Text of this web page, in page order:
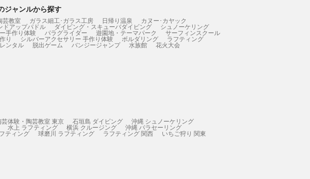
ジャンルから探す
芸教室 ガラス細工･ガラス工房 日帰り温泉 カヌー･カヤック
ドアップパドル ダイビング・スキューバダイビング シュノーケリング
手作り体験 パラグライダー 遊園地・テーマパーク サーフィンスクール
り シルバーアクセサリー 手作り体験 ボルダリング ラフティング
ンタル 脱出ゲーム バンジージャンプ 水族館 花火大会
芸体験・陶芸教室 東京 石垣島 ダイビング 沖縄 シュノーケリング
水上 ラフティング 横浜 クルージング 沖縄 パラセーリング
ティング 球磨川 ラフティング ラフティング 関西 いちご狩り 関東